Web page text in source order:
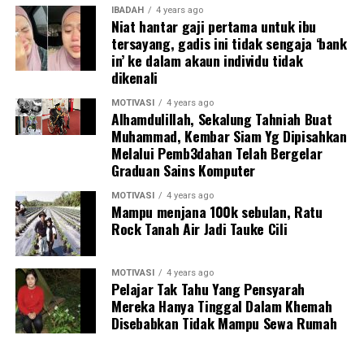
menjadi lebih produktif,” katanya.
Difahamkan, Setelah pulang ke Malaysia, Irdina yang
berasal dari Subang Jaya, Selangor kini sedang
menunggu penempatan di Tenaga Nasional Berhad,
lapor The Star.
Irdina turut berkongsi mengenai gaya hidupnya di VT
yang terdiri daripada tidur lapan jam sehari, bersenam,
dan makan makanan yang dimasak di rumah.
IBADAH 4 years ago
Niat hantar gaji pertama untuk ibu
tersayang, gadis ini tidak sengaja ‘bank
in’ ke dalam akaun individu tidak
dikenali
MOTIVASI 4 years ago
Alhamdulillah, Sekalung Tahniah Buat
Muhammad, Kembar Siam Yg Dipisahkan
Melalui Pemb3dahan Telah Bergelar
Graduan Sains Komputer
MOTIVASI 4 years ago
Mampu menjana 100k sebulan, Ratu
Rock Tanah Air Jadi Tauke Cili
MOTIVASI 4 years ago
Pelajar Tak Tahu Yang Pensyarah
Mereka Hanya Tinggal Dalam Khemah
Disebabkan Tidak Mampu Sewa Rumah